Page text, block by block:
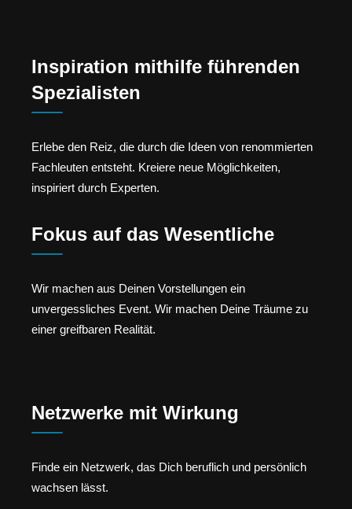
Inspiration mithilfe führenden
Spezialisten
Erlebe den Reiz, die durch die Ideen von renommierten
Fachleuten entsteht. Kreiere neue Möglichkeiten,
inspiriert durch Experten.
Fokus auf das Wesentliche
Wir machen aus Deinen Vorstellungen ein
unvergessliches Event. Wir machen Deine Träume zu
einer greifbaren Realität.
Netzwerke mit Wirkung
Finde ein Netzwerk, das Dich beruflich und persönlich
wachsen lässt.